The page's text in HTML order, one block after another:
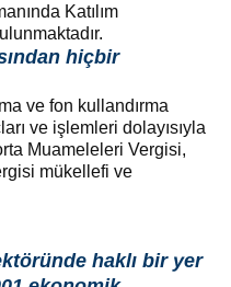
Katılım
hiçbir
ve fon kullandırma
ve işlemleri dolayısıyla
Muameleleri Vergisi,
mükellefi ve
haklı bir yer